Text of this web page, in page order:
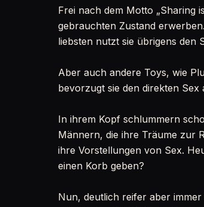
Frei nach dem Motto „Sharing
gebrauchten Zustand
liebsten nutzt sie übrigens den
Aber auch andere Toys, wie
bevorzugt sie den direkten Sex
In ihrem Kopf schlummern
Männern, die ihre Träume zur
ihre Vorstellungen von Sex.
einen Korb geben?
Nun, deutlich reifer aber